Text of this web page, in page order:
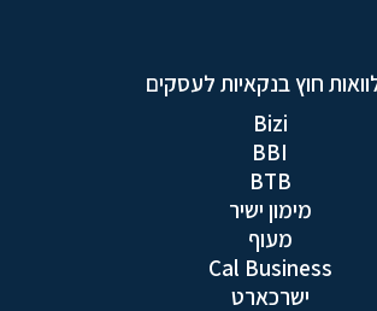
חוץ בנקאיות לעסקים
Bizi
BBI
BTB
מימון ישיר
מעוף
Cal Business
ישרכארט